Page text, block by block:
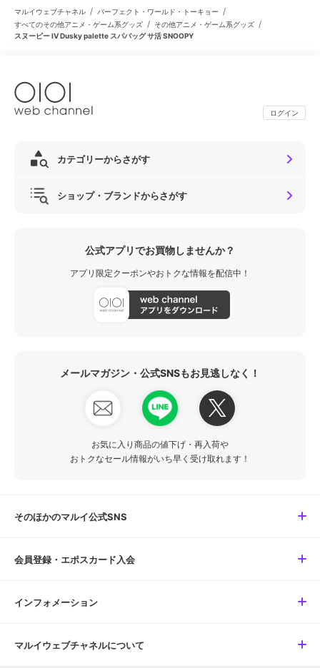
マルイウェブチャネル / パーフェクト・ワールド・トーキョー /
すべてのその他アニメ・ゲーム系グッズ / その他アニメ・ゲーム系グッズ /
スヌーピー IV Dusky palette スパバッグ サ活 SNOOPY
ログイン
カテゴリーからさがす
ショップ・ブランドからさがす
公式アプリでお買物しませんか？
アプリ限定クーポンやおトクな情報を配信中！
メールマガジン・公式SNSもお見逃しなく！
お気に入り商品の値下げ・再入荷や
おトクなセール情報がいち早く受け取れます！
そのほかのマルイ公式SNS
会員登録・エポスカード入会
インフォメーション
マルイウェブチャネルについて